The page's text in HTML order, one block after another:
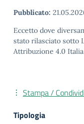
Pubblicato:
Eccetto dove
stato rilasciato sotto
Attribuzione 4.0
Stampa /
Tipologia